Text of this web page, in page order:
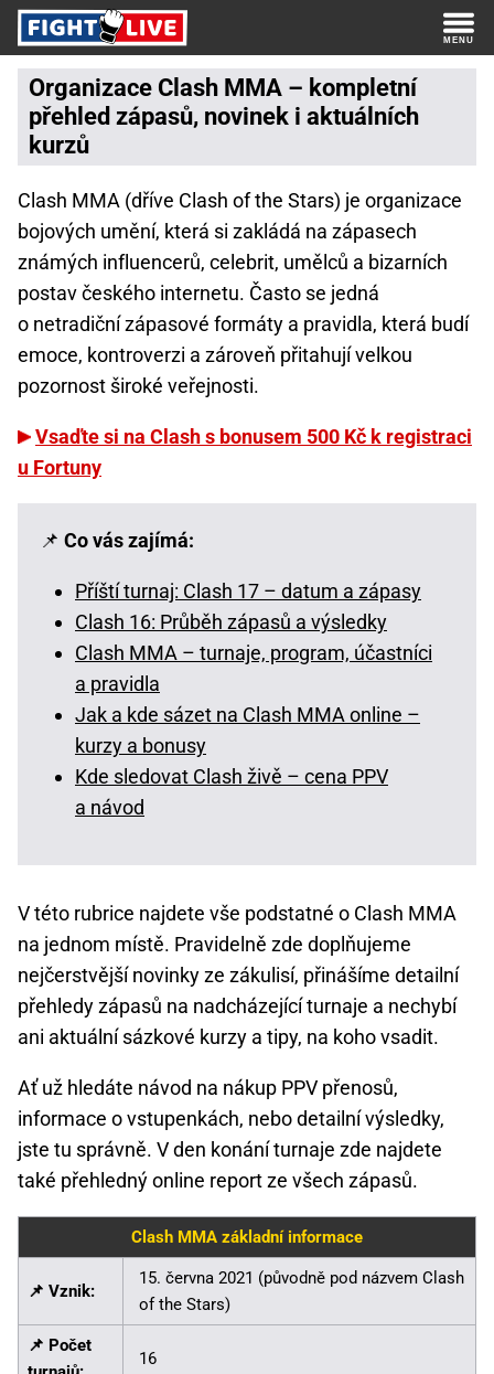
Organizace Clash MMA – kompletní
přehled zápasů, novinek i aktuálních
kurzů
Clash MMA (dříve Clash of the Stars) je organizace
bojových umění, která si zakládá na zápasech
známých influencerů, celebrit, umělců a bizarních
postav českého internetu. Často se jedná
o netradiční zápasové formáty a pravidla, která budí
emoce, kontroverzi a zároveň přitahují velkou
pozornost široké veřejnosti.
Vsaďte si na Clash s bonusem 500 Kč k registraci
u Fortuny
📌 Co vás zajímá:
Příští turnaj: Clash 17 – datum a zápasy
Clash 16: Průběh zápasů a výsledky
Clash MMA – turnaje, program, účastníci
a pravidla
Jak a kde sázet na Clash MMA online –
kurzy a bonusy
Kde sledovat Clash živě – cena PPV
a návod
V této rubrice najdete vše podstatné o Clash MMA
na jednom místě. Pravidelně zde doplňujeme
nejčerstvější novinky ze zákulisí, přinášíme detailní
přehledy zápasů na nadcházející turnaje a nechybí
ani aktuální sázkové kurzy a tipy, na koho vsadit.
Ať už hledáte návod na nákup PPV přenosů,
informace o vstupenkách, nebo detailní výsledky,
jste tu správně. V den konání turnaje zde najdete
také přehledný online report ze všech zápasů.
Clash MMA základní informace
📌 Vznik:
15. června 2021 (původně pod názvem Clash
of the Stars)
📌 Počet
16